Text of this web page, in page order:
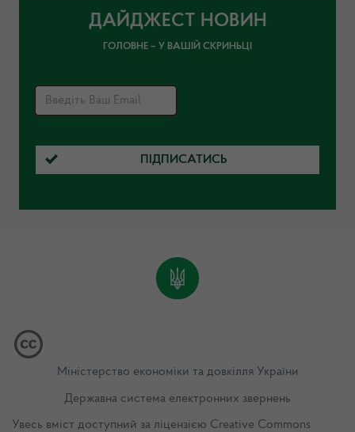
ДАЙДЖЕСТ НОВИН
ГОЛОВНЕ – У ВАШІЙ СКРИНЬЦІ
ПІДПИСАТИСЬ
Міністерство економіки та довкілля України
Державна система електронних звернень
Увесь вміст доступний за ліцензією Creative Commons